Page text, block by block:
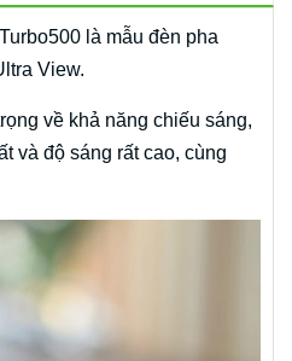
là mẫu đèn pha
View.
về khả năng chiếu sáng,
và độ sáng rất cao, cùng